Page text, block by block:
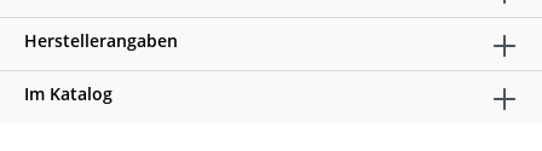
Herstellerangaben
Im Katalog